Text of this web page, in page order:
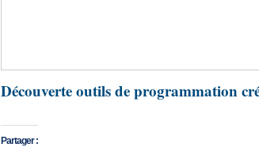
Découverte outils de programmation
Partager :